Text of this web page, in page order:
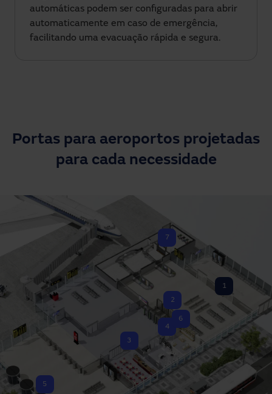
automáticas podem ser configuradas para abrir
automaticamente em caso de emergência,
facilitando uma evacuação rápida e segura.
Portas para aeroportos projetadas
para cada necessidade
1
2
3
4
5
6
7